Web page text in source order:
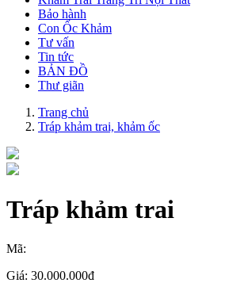
Bảo hành
Con Ốc Khảm
Tư vấn
Tin tức
BẢN ĐỒ
Thư giãn
Trang chủ
Tráp khảm trai, khảm ốc
Tráp khảm trai
Mã:
Giá: 30.000.000đ